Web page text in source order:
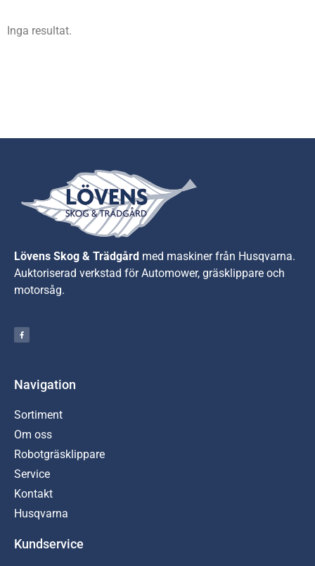
Inga resultat.
Lövens Skog & Trädgård med maskiner från Husqvarna.
Auktoriserad verkstad för Automower, gräsklippare och
motorsåg.
Navigation
Sortiment
Om oss
Robotgräsklippare
Service
Kontakt
Husqvarna
Kundservice